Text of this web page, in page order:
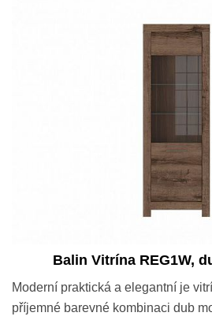
Balin Vitrína REG1W,
Moderní praktická a elegantní je
příjemné barevné kombinaci dub